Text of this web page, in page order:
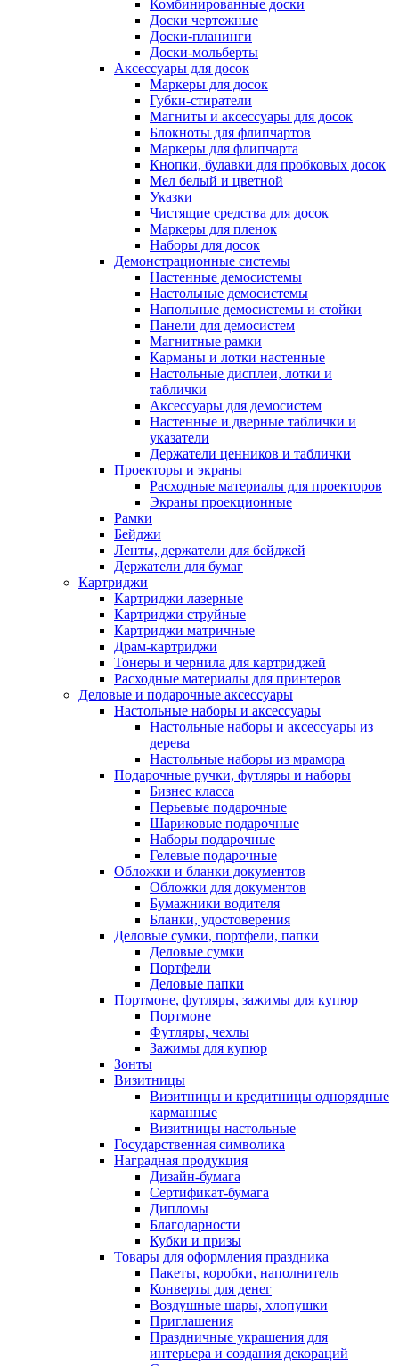
Комбинированные доски
Доски чертежные
Доски-планинги
Доски-мольберты
Аксессуары для досок
Маркеры для досок
Губки-стиратели
Магниты и аксессуары для досок
Блокноты для флипчартов
Маркеры для флипчарта
Кнопки, булавки для пробковых досок
Мел белый и цветной
Указки
Чистящие средства для досок
Маркеры для пленок
Наборы для досок
Демонстрационные системы
Настенные демосистемы
Настольные демосистемы
Напольные демосистемы и стойки
Панели для демосистем
Магнитные рамки
Карманы и лотки настенные
Настольные дисплеи, лотки и
таблички
Аксессуары для демосистем
Настенные и дверные таблички и
указатели
Держатели ценников и таблички
Проекторы и экраны
Расходные материалы для проекторов
Экраны проекционные
Рамки
Бейджи
Ленты, держатели для бейджей
Держатели для бумаг
Картриджи
Картриджи лазерные
Картриджи струйные
Картриджи матричные
Драм-картриджи
Тонеры и чернила для картриджей
Расходные материалы для принтеров
Деловые и подарочные аксессуары
Настольные наборы и аксессуары
Настольные наборы и аксессуары из
дерева
Настольные наборы из мрамора
Подарочные ручки, футляры и наборы
Бизнес класса
Перьевые подарочные
Шариковые подарочные
Наборы подарочные
Гелевые подарочные
Обложки и бланки документов
Обложки для документов
Бумажники водителя
Бланки, удостоверения
Деловые сумки, портфели, папки
Деловые сумки
Портфели
Деловые папки
Портмоне, футляры, зажимы для купюр
Портмоне
Футляры, чехлы
Зажимы для купюр
Зонты
Визитницы
Визитницы и кредитницы однорядные
карманные
Визитницы настольные
Государственная символика
Наградная продукция
Дизайн-бумага
Сертификат-бумага
Дипломы
Благодарности
Кубки и призы
Товары для оформления праздника
Пакеты, коробки, наполнитель
Конверты для денег
Воздушные шары, хлопушки
Приглашения
Праздничные украшения для
интерьера и создания декораций